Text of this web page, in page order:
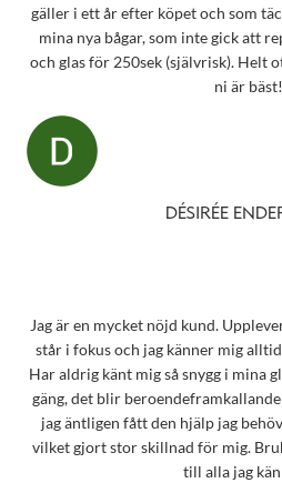
gäller i ett år efter köpet och som
mina nya bågar, som inte gick att
och glas för 250sek (självrisk). Helt
ni är bäst!
DÉSIRÉE
Jag är en mycket nöjd kund.
står i fokus och jag känner mig
Har aldrig känt mig så snygg i mina
gäng, det blir
jag äntligen fått den hjälp jag
vilket gjort stor skillnad för mig.
till alla jag